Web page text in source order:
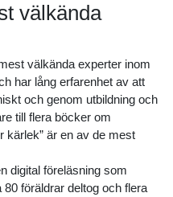
välkända
välkända experter inom
har lång erfarenhet av att
och genom utbildning och
till flera böcker om
kärlek” är en av de mest
digital föreläsning som
föräldrar deltog och flera